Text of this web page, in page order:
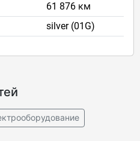
61 876 км
silver (01G)